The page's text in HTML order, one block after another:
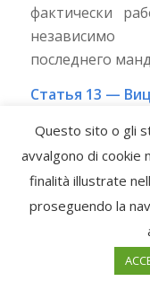
фактически
независимо
последнего
Статья 13 —
том, что
основании
документа
основании
В случае
действия,
Questo sito o gli
avvalgono di cookie
finalità illustrate
proseguendo la